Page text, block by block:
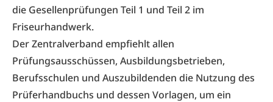
die Gesellenprüfungen Teil 1 und Teil 2 im
Friseurhandwerk.
Der Zentralverband empfiehlt allen
Prüfungsausschüssen, Ausbildungsbetrieben,
Berufsschulen und Auszubildenden die Nutzung des
Prüferhandbuchs und dessen Vorlagen, um ein